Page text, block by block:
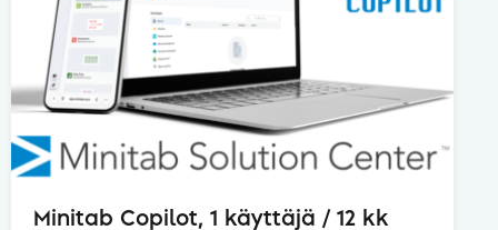
Minitab Copilot, 1 käyttäjä / 12 kk